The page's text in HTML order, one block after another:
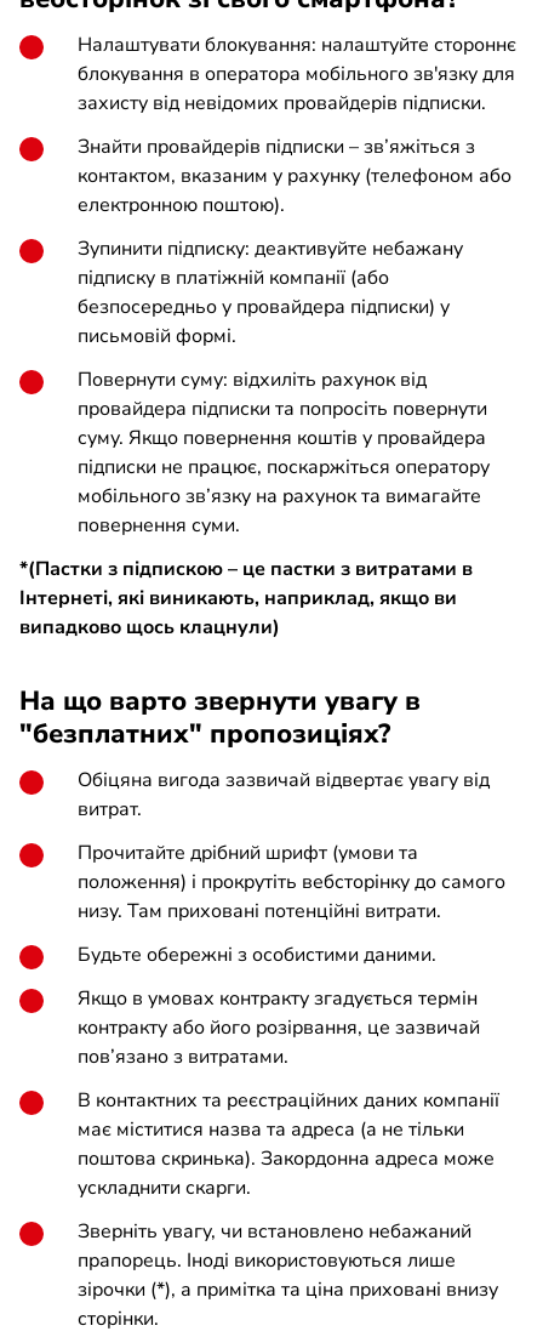
Налаштувати блокування: налаштуйте стороннє
блокування в оператора мобільного зв'язку для
захисту від невідомих провайдерів підписки.
Знайти провайдерів підписки – зв’яжіться з
контактом, вказаним у рахунку (телефоном або
електронною поштою).
Зупинити підписку: деактивуйте небажану
підписку в платіжній компанії (або
безпосередньо у провайдера підписки) у
письмовій формі.
Повернути суму: відхиліть рахунок від
провайдера підписки та попросіть повернути
суму. Якщо повернення коштів у провайдера
підписки не працює, поскаржіться оператору
мобільного зв’язку на рахунок та вимагайте
повернення суми.
*(Пастки з підпискою – це пастки з витратами в
Інтернеті, які виникають, наприклад, якщо ви
випадково щось клацнули)
На що варто звернути увагу в
"безплатних" пропозиціях?
Обіцяна вигода зазвичай відвертає увагу від
витрат.
Прочитайте дрібний шрифт (умови та
положення) і прокрутіть вебсторінку до самого
низу. Там приховані потенційні витрати.
Будьте обережні з особистими даними.
Якщо в умовах контракту згадується термін
контракту або його розірвання, це зазвичай
пов’язано з витратами.
В контактних та реєстраційних даних компанії
має міститися назва та адреса (а не тільки
поштова скринька). Закордонна адреса може
ускладнити скарги.
Зверніть увагу, чи встановлено небажаний
прапорець. Іноді використовуються лише
зірочки (*), а примітка та ціна приховані внизу
сторінки.